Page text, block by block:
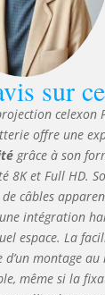
✓
par
et
et
✓
sur
celexon
offre une
grâce à son
8K et Full HD.
de câbles
intégration
espace. La
d’un montage
même si la